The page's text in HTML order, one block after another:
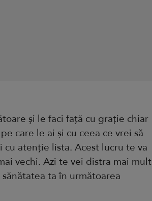
și le faci față cu grație chiar
care le ai și cu ceea ce vrei să
atenție lista. Acest lucru te va
vechi. Azi te vei distra mai mult
ta în următoarea